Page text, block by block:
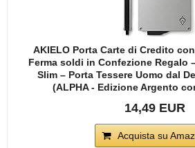
AKIELO Porta Carte di Credito
Ferma soldi in Confezione Regalo
Slim – Porta Tessere Uomo dal
(ALPHA - Edizione Argento
14,49 EUR
Acquista su